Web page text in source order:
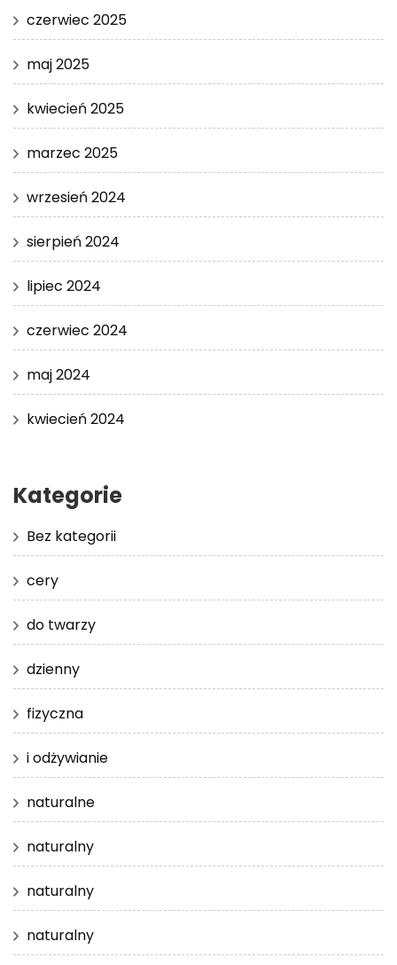
czerwiec 2025
maj 2025
kwiecień 2025
marzec 2025
wrzesień 2024
sierpień 2024
lipiec 2024
czerwiec 2024
maj 2024
kwiecień 2024
Kategorie
Bez kategorii
cery
do twarzy
dzienny
fizyczna
i odżywianie
naturalne
naturalny
naturalny
naturalny